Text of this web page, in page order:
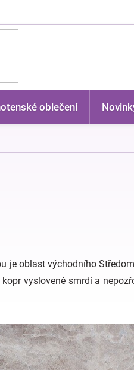
oblečení
je oblast východního
vysloveně smrdí a